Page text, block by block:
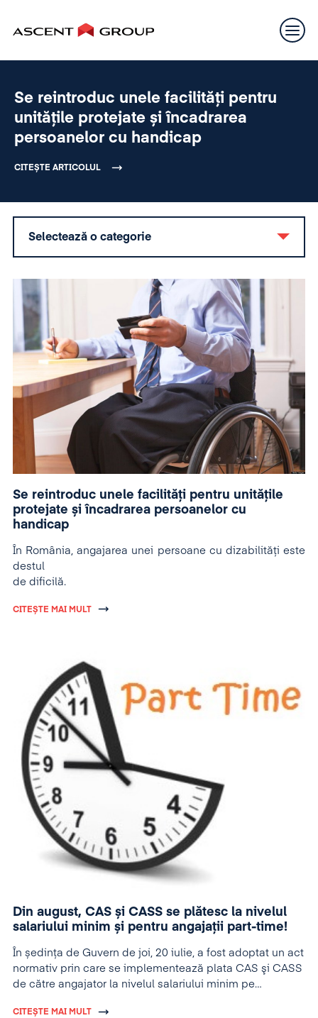
Se reintroduc unele facilități pentru
unitățile protejate și încadrarea
persoanelor cu handicap
CITEȘTE ARTICOLUL
Selectează o categorie
Se reintroduc unele facilități pentru unitățile
protejate și încadrarea persoanelor cu
handicap
În România, angajarea unei persoane cu dizabilităţi este
destul
de dificilă.
CITEȘTE MAI MULT
Din august, CAS și CASS se plătesc la nivelul
salariului minim și pentru angajații part-time!
În ședința de Guvern de joi, 20 iulie, a fost adoptat un act
normativ prin care se implementează plata CAS şi CASS
de către angajator la nivelul salariului minim pe
CITEȘTE MAI MULT